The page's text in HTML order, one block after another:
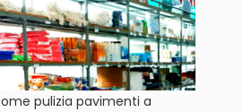
pulizia pavimenti a